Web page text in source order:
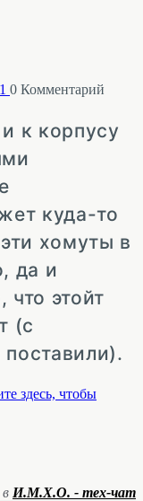
0 Комментарий
к корпусу
куда-то
хомуты в
да и
этойт
(с
здесь, чтобы
И.М.Х.О. - тех-чат